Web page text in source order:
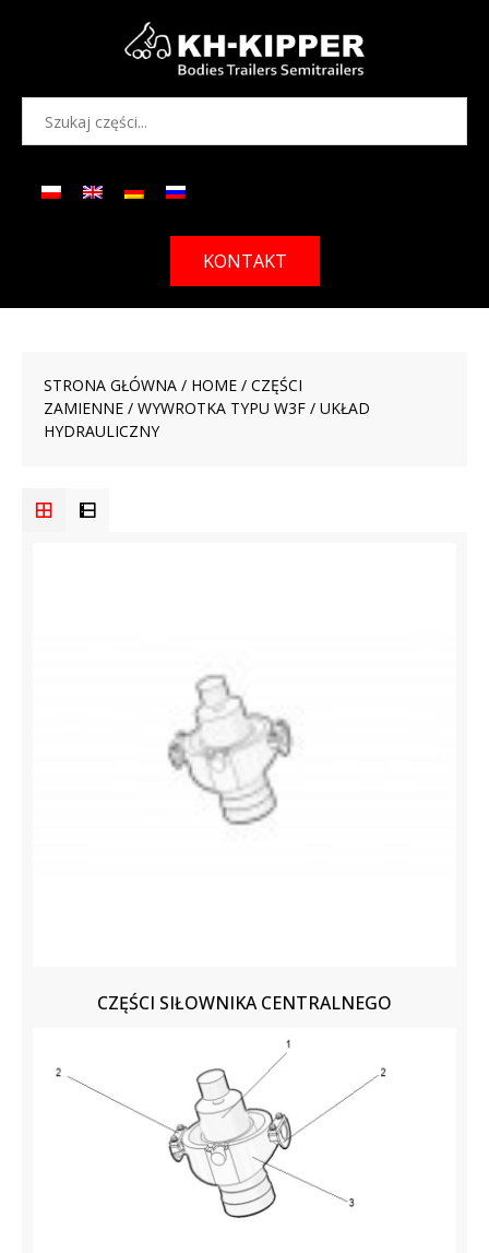
KONTAKT
STRONA GŁÓWNA / HOME / CZĘŚCI
ZAMIENNE / WYWROTKA TYPU W3F / UKŁAD
HYDRAULICZNY
CZĘŚCI SIŁOWNIKA CENTRALNEGO